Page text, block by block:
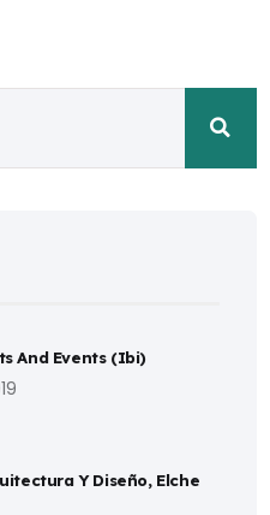
And Events (Ibi)
Y Diseño, Elche